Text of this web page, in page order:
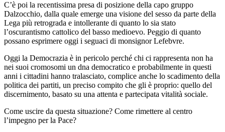
C’è poi la recentissima presa di posizione della capo gruppo
Dalzocchio, dalla quale emerge una visione del sesso da parte della
Lega più retrograda e intollerante di quanto lo sia stato
l’oscurantismo cattolico del basso medioevo. Peggio di quanto
possano esprimere oggi i seguaci di monsignor Lefebvre.
Oggi la Democrazia è in pericolo perché chi ci rappresenta non ha
nei suoi cromosomi un dna democratico e probabilmente in questi
anni i cittadini hanno tralasciato, complice anche lo scadimento della
politica dei partiti, un preciso compito che gli è proprio: quello del
discernimento, basato su una attenta e partecipata vitalità sociale.
Come uscire da questa situazione? Come rimettere al centro
l’impegno per la Pace?